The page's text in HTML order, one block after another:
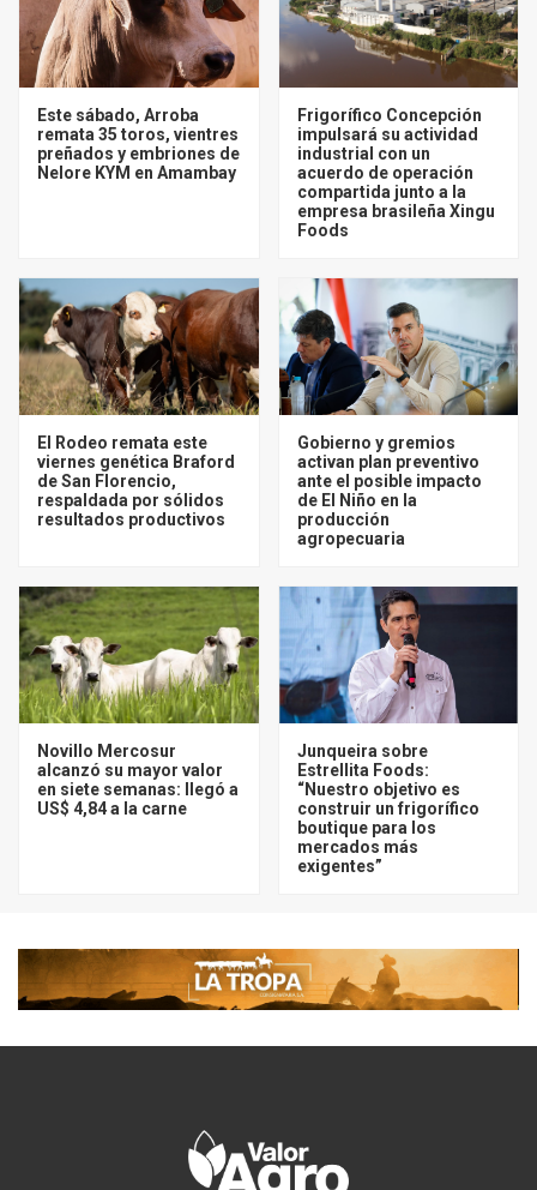
Este sábado, Arroba
remata 35 toros, vientres
preñados y embriones de
Nelore KYM en Amambay
Frigorífico Concepción
impulsará su actividad
industrial con un
acuerdo de operación
compartida junto a la
empresa brasileña Xingu
Foods
El Rodeo remata este
viernes genética Braford
de San Florencio,
respaldada por sólidos
resultados productivos
Gobierno y gremios
activan plan preventivo
ante el posible impacto
de El Niño en la
producción
agropecuaria
Novillo Mercosur
alcanzó su mayor valor
en siete semanas: llegó a
US$ 4,84 a la carne
Junqueira sobre
Estrellita Foods:
“Nuestro objetivo es
construir un frigorífico
boutique para los
mercados más
exigentes”